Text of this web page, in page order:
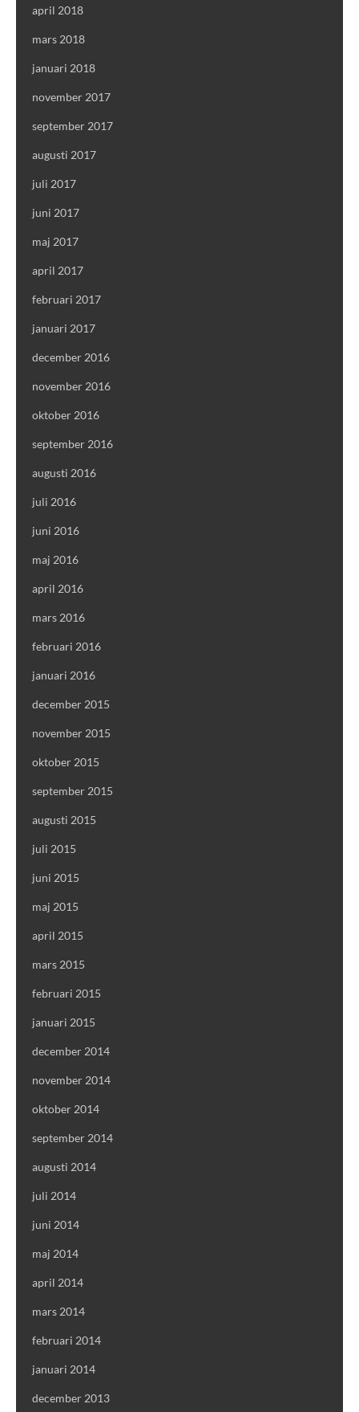
april 2018
mars 2018
januari 2018
november 2017
september 2017
augusti 2017
juli 2017
juni 2017
maj 2017
april 2017
februari 2017
januari 2017
december 2016
november 2016
oktober 2016
september 2016
augusti 2016
juli 2016
juni 2016
maj 2016
april 2016
mars 2016
februari 2016
januari 2016
december 2015
november 2015
oktober 2015
september 2015
augusti 2015
juli 2015
juni 2015
maj 2015
april 2015
mars 2015
februari 2015
januari 2015
december 2014
november 2014
oktober 2014
september 2014
augusti 2014
juli 2014
juni 2014
maj 2014
april 2014
mars 2014
februari 2014
januari 2014
december 2013